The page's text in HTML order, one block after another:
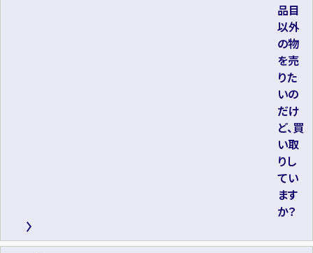
品目
以外
の物
を売
りた
いの
だけ
ど、買
い取
りし
てい
ます
か？